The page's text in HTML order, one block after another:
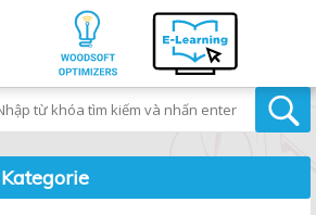
Kategorie